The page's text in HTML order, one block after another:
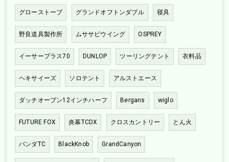
グローストーブ グランドオフトンダブル 寝具
野良道具製作所 ムササビウイング OSPREY
イーサープラス70 DUNLOP ツーリングテント 衣料品
ヘキサイーズ ソロテント アルストエース
ダッチオーブン12インチハーフ Bergans wiglo
FUTURE FOX 炎幕TCDX クロスカントリー とん火
パンダTC BlackKnob GrandCanyon